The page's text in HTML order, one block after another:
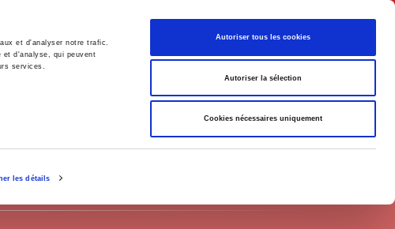
et d'analyser notre trafic.
et d'analyse, qui peuvent
services.
les détails
Autoriser tous les cookies
Autoriser la sélection
Cookies nécessaires uniquement
English
Politics